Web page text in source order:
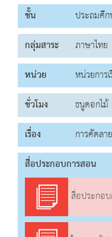
ชั้น
ประถมศึ
กลุ่มสาระ
ภาษาไทย
หน่วย
หน่วยการ
ชั่วโมง
ธนูดอกไม้
เรื่อง
การคัดล
สื่อประกอบการสอน
สื่อประกอ